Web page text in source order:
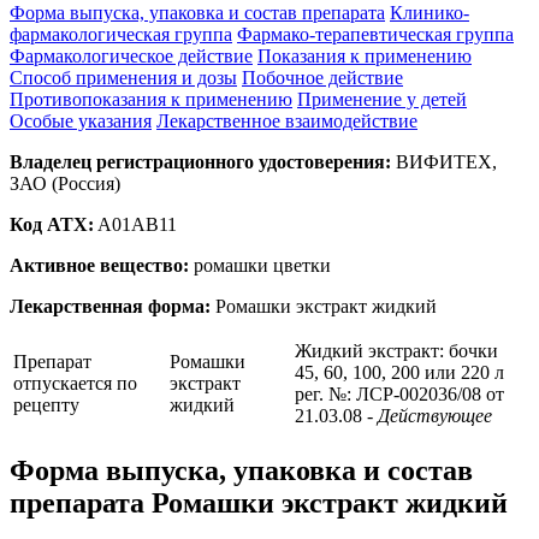
Форма выпуска, упаковка и состав препарата Клинико-
фармакологическая группа Фармако-терапевтическая группа
Фармакологическое действие Показания к применению
Способ применения и дозы Побочное действие
Противопоказания к применению Применение у детей
Особые указания Лекарственное взаимодействие
Владелец регистрационного удостоверения: ВИФИТЕХ,
ЗАО (Россия)
Код ATX: A01AB11
Активное вещество: ромашки цветки
Лекарственная форма: Ромашки экстракт жидкий
Препарат
отпускается по
рецепту
Ромашки
экстракт
жидкий
Жидкий экстракт: бочки
45, 60, 100, 200 или 220 л
рег. №: ЛСР-002036/08 от
21.03.08 - Действующее
Форма выпуска, упаковка и состав
препарата Ромашки экстракт жидкий